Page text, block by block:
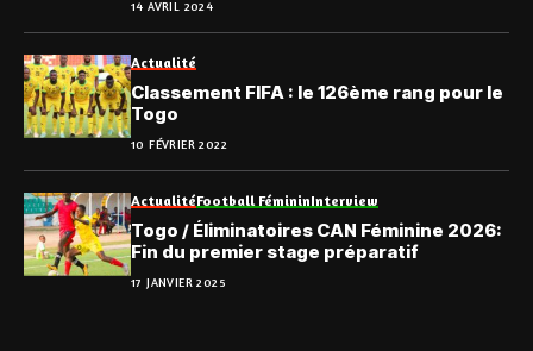
14 AVRIL 2024
Actualité
Classement FIFA : le 126ème rang pour le
Togo
10 FÉVRIER 2022
ActualitéFootball FémininInterview
Togo / Éliminatoires CAN Féminine 2026:
Fin du premier stage préparatif
17 JANVIER 2025